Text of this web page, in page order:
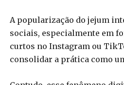
A popularização do jejum
sociais, especialmente em
curtos no Instagram ou
consolidar a prática como